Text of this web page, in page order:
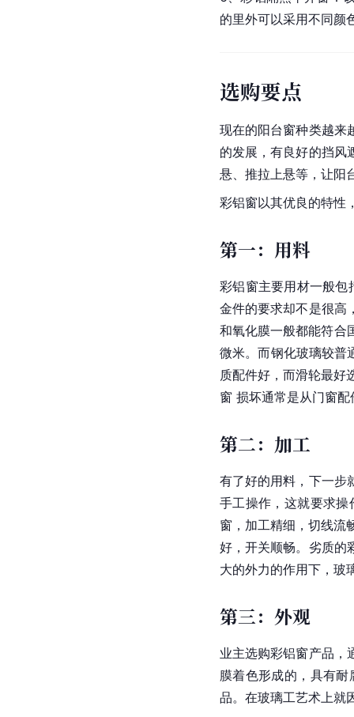
的里外可以采用不同颜
选购要点
现在的阳台窗种类越来
的发展，有良好的挡风
悬、推拉上悬等，让阳
彩铝窗以其优良的特性
第一：用料
彩铝窗主要用材一般包
金件的要求却不是很高
和氧化膜一般都能符合
微米。而钢化玻璃较普
质配件好，而滑轮最好
窗 损坏通常是从门窗配
第二：加工
有了好的用料，下一步
手工操作，这就要求
窗，加工精细，切线流
好，开关顺畅。劣质的
大的外力的作用下，玻
第三：外观
业主选购彩铝窗产品，
膜着色形成的，具有
品。在玻璃工艺术上就